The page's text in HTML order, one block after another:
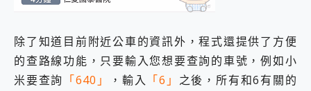
除了知道目前附近公車的資訊外，程式還提供了方便
的查路線功能，只要輸入您想要查詢的車號，例如小
米要查詢 「640」 ，輸入 「6」 之後，所有和6有關的